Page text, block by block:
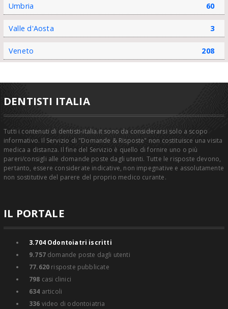
Umbria 60
Valle d'Aosta 3
Veneto 208
DENTISTI ITALIA
Tutti i contenuti di dentisti-italia.it sono da considerarsi solo a scopo
informativo. Il Servizio di "Domande & Risposte" non costituisce una visita
medica a distanza. Il fine del Servizio è quello di fornire uno o più
pareri/consigli alle domande poste dagli utenti. Tutte le risposte devono,
pertanto, essere considerate indicative, non impegnative e assolutamente
non sostitutive del parere del proprio medico curante.
IL PORTALE
3.704Odontoiatri iscritti
9.757domande poste dagli utenti
77.620 risposte pubblicate
798 casi clinici
634 articoli
336 video di odontoiatria